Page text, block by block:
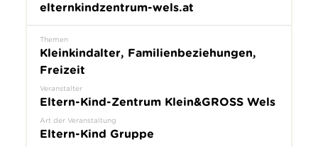
elternkindzentrum-wels.at
Themen
Kleinkindalter, Familienbeziehungen,
Freizeit
Veranstalter
Eltern-Kind-Zentrum Klein&GROSS Wels
Art der Veranstaltung
Eltern-Kind Gruppe